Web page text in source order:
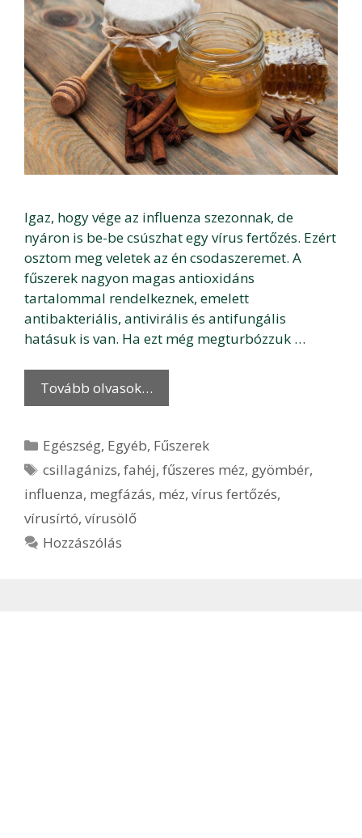
Igaz, hogy vége az influenza szezonnak, de
nyáron is be-be csúszhat egy vírus fertőzés. Ezért
osztom meg veletek az én csodaszeremet. A
fűszerek nagyon magas antioxidáns
tartalommal rendelkeznek, emelett
antibakteriális, antivirális és antifungális
hatásuk is van. Ha ezt még megturbózzuk …
Tovább olvasok…
Kategória
Egészség, Egyéb, Fűszerek
Címkék
csillagánizs,fahéj,fűszeres méz, gyömbér,
influenza, megfázás, méz, vírus fertőzés,
vírusírtó, vírusölő
Hozzászólás